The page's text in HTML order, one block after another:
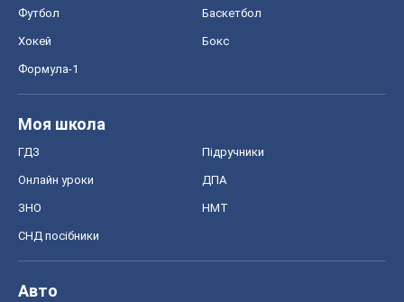
Футбол Баскетбол
Хокей Бокс
Формула-1
Моя школа
ГДЗ Підручники
Онлайн уроки ДПА
ЗНО НМТ
СНД посібники
Авто